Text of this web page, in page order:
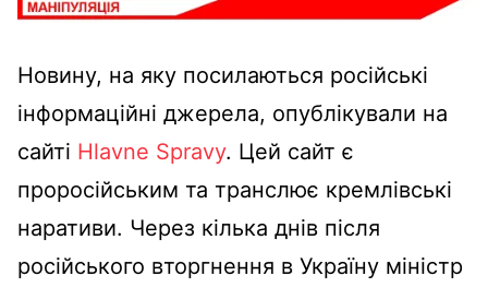
Новину, на яку посилаються російські
інформаційні джерела, опублікували на
сайті Hlavne Spravy. Цей сайт є
проросійським та транслює кремлівські
наративи. Через кілька днів після
російського вторгнення в Україну міністр